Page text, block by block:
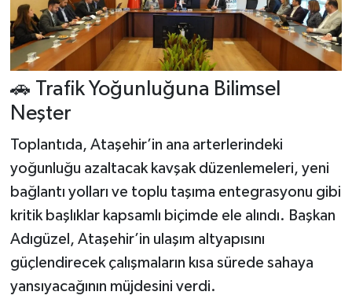
🚗 Trafik Yoğunluğuna Bilimsel
Neşter
Toplantıda, Ataşehir’in ana arterlerindeki
yoğunluğu azaltacak kavşak düzenlemeleri, yeni
bağlantı yolları ve toplu taşıma entegrasyonu gibi
kritik başlıklar kapsamlı biçimde ele alındı. Başkan
Adıgüzel, Ataşehir’in ulaşım altyapısını
güçlendirecek çalışmaların kısa sürede sahaya
yansıyacağının müjdesini verdi.